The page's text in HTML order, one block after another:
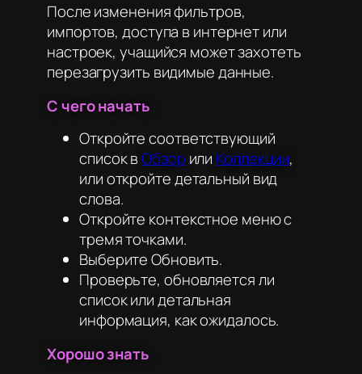
После изменения фильтров,
импортов, доступа в интернет или
настроек, учащийся может захотеть
перезагрузить видимые данные.
С чего начать
Откройте соответствующий
список вОбзор или Коллекции,
или откройте детальный вид
слова.
Откройте контекстное меню с
тремя точками.
Выберите Обновить.
Проверьте, обновляется ли
список или детальная
информация, как ожидалось.
Хорошо знать